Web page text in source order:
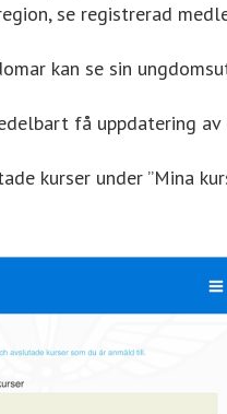
se registrerad
kan se sin
få uppdatering
kurser under ”Mina